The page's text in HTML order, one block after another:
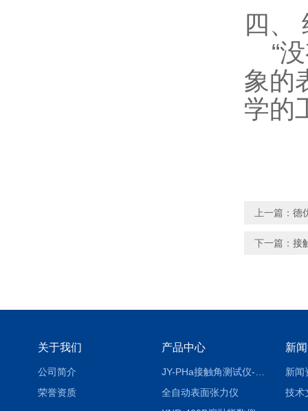
四、
“没
象的
学的
上一篇： 德
下一篇： 接
关于我们
公司简介
荣誉资质
产品中心
全自动表面张力仪
新
新闻
技术